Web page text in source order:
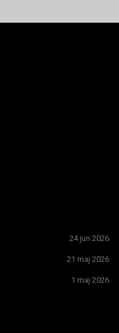
24 jun 2026
21 maj 2026
1 maj 2026